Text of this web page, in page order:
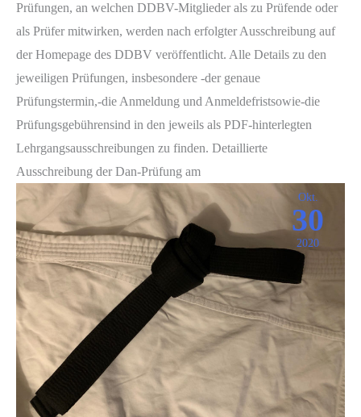
Prüfungen, an welchen DDBV-Mitglieder als zu Prüfende oder
als Prüfer mitwirken, werden nach erfolgter Ausschreibung auf
der Homepage des DDBV veröffentlicht. Alle Details zu den
jeweiligen Prüfungen, insbesondere -der genaue
Prüfungstermin,-die Anmeldung und Anmeldefristsowie-die
Prüfungsgebührensind in den jeweils als PDF-hinterlegten
Lehrgangsausschreibungen zu finden. Detaillierte
Ausschreibung der Dan-Prüfung am
Okt.
30
2020